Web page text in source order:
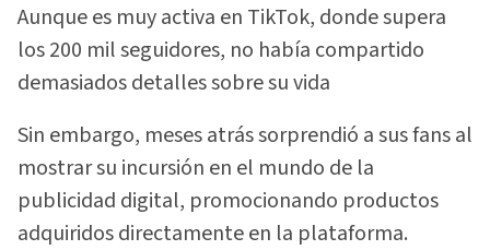
Aunque es muy activa en TikTok, donde supera
los 200 mil seguidores, no había compartido
demasiados detalles sobre su vida
Sin embargo, meses atrás sorprendió a sus fans al
mostrar su incursión en el mundo de la
publicidad digital, promocionando productos
adquiridos directamente en la plataforma.